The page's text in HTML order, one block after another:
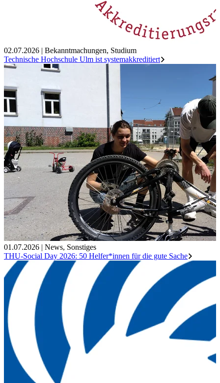
02.07.2026 | Bekanntmachungen, Studium
Technische Hochschule Ulm ist systemakkreditiert
01.07.2026 | News, Sonstiges
THU-Social Day 2026: 50 Helfer*innen für die gute Sache